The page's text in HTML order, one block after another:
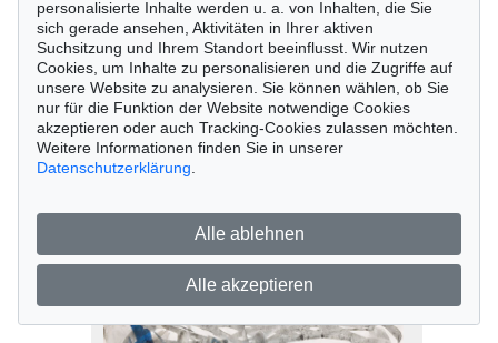
Auktion 387 - Lot 277
Georg Baselitz
Gebückter, 1977
Ergebnis:€ 20.000
personalisierte Inhalte werden u. a. von Inhalten, die Sie
sich gerade ansehen, Aktivitäten in Ihrer aktiven
Suchsitzung und Ihrem Standort beeinflusst. Wir nutzen
Cookies, um Inhalte zu personalisieren und die Zugriffe auf
unsere Website zu analysieren. Sie können wählen, ob Sie
nur für die Funktion der Website notwendige Cookies
akzeptieren oder auch Tracking-Cookies zulassen möchten.
Weitere Informationen finden Sie in unserer
Datenschutzerklärung
Alle ablehnen
Alle akzeptieren